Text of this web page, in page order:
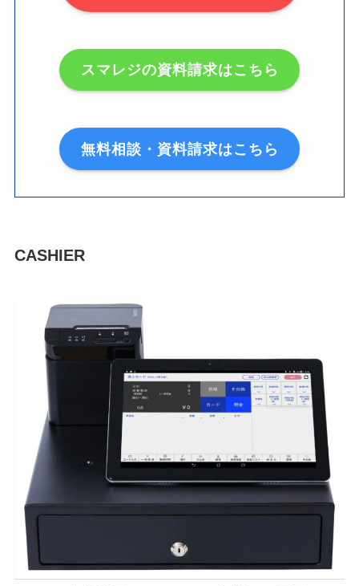
スマレジの資料請求はこちら
無料相談・資料請求はこちら
CASHIER